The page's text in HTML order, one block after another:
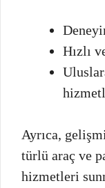
Hızlı
Ayrıca,
türlü araç ve
hizmetleri